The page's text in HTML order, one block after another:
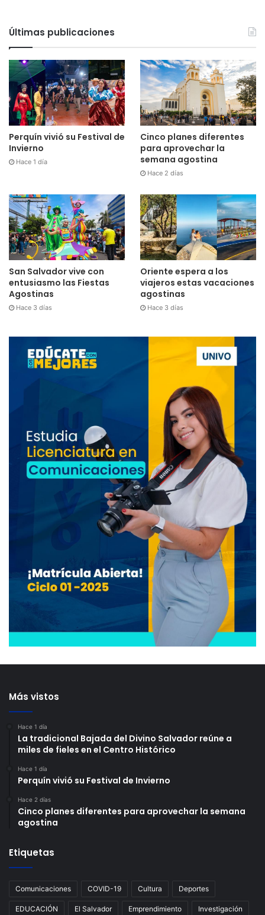
Últimas publicaciones
Perquín vivió su Festival de
Invierno
Hace 1 día
Cinco planes diferentes
para aprovechar la
semana agostina
Hace 2 días
San Salvador vive con
entusiasmo las Fiestas
Agostinas
Hace 3 días
Oriente espera a los
viajeros estas vacaciones
agostinas
Hace 3 días
Más vistos
Hace 1 día
La tradicional Bajada del Divino Salvador reúne a
miles de fieles en el Centro Histórico
Hace 1 día
Perquín vivió su Festival de Invierno
Hace 2 días
Cinco planes diferentes para aprovechar la semana
agostina
Etiquetas
Comunicaciones COVID-19 Cultura Deportes
EDUCACIÓN El Salvador Emprendimiento Investigación